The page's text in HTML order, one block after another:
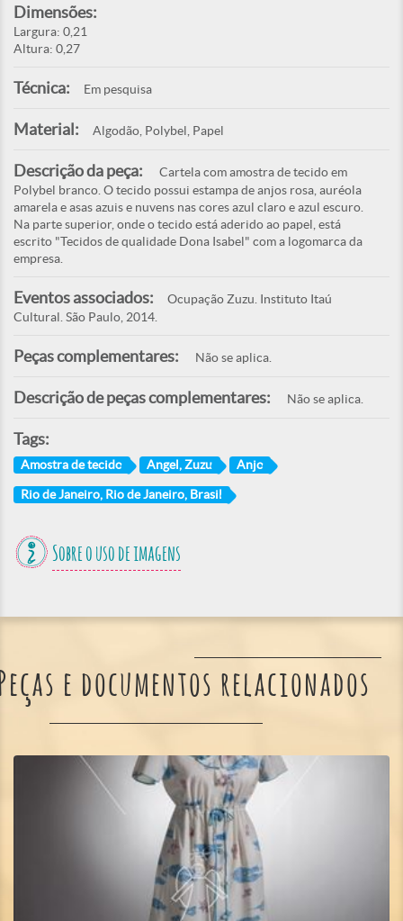
Dimensões:
Largura: 0,21
Altura: 0,27
Técnica: Em pesquisa
Material: Algodão, Polybel, Papel
Descrição da peça:
Cartela com amostra de tecido em
Polybel branco. O tecido possui estampa de anjos rosa, auréola
amarela e asas azuis e nuvens nas cores azul claro e azul escuro.
Na parte superior, onde o tecido está aderido ao papel, está
escrito "Tecidos de qualidade Dona Isabel" com a logomarca da
empresa.
Eventos associados:
Ocupação Zuzu. Instituto Itaú
Cultural. São Paulo, 2014.
Peças complementares: Não se aplica.
Descrição de peças complementares: Não se aplica.
Tags:
Amostra de tecido Angel, Zuzu Anjo
Rio de Janeiro, Rio de Janeiro, Brasil
Sobre o uso de imagens
e documentos relacionados